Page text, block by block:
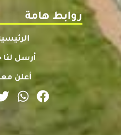
روابط هامة
أرسل لنا
أعلن